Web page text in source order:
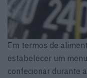
Em termos de
estabelecer um
confecionar durante